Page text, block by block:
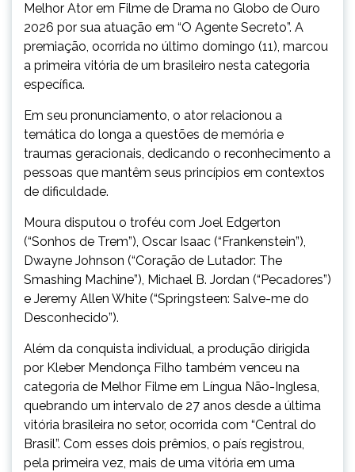
Melhor Ator em Filme de Drama no Globo de Ouro
2026 por sua atuação em “O Agente Secreto”. A
premiação, ocorrida no último domingo (11), marcou
a primeira vitória de um brasileiro nesta categoria
específica.
Em seu pronunciamento, o ator relacionou a
temática do longa a questões de memória e
traumas geracionais, dedicando o reconhecimento a
pessoas que mantêm seus princípios em contextos
de dificuldade.
Moura disputou o troféu com Joel Edgerton
(“Sonhos de Trem”), Oscar Isaac (“Frankenstein”),
Dwayne Johnson (“Coração de Lutador: The
Smashing Machine”), Michael B. Jordan (“Pecadores”)
e Jeremy Allen White (“Springsteen: Salve-me do
Desconhecido”).
Além da conquista individual, a produção dirigida
por Kleber Mendonça Filho também venceu na
categoria de Melhor Filme em Língua Não-Inglesa,
quebrando um intervalo de 27 anos desde a última
vitória brasileira no setor, ocorrida com “Central do
Brasil”. Com esses dois prêmios, o país registrou,
pela primeira vez, mais de uma vitória em uma